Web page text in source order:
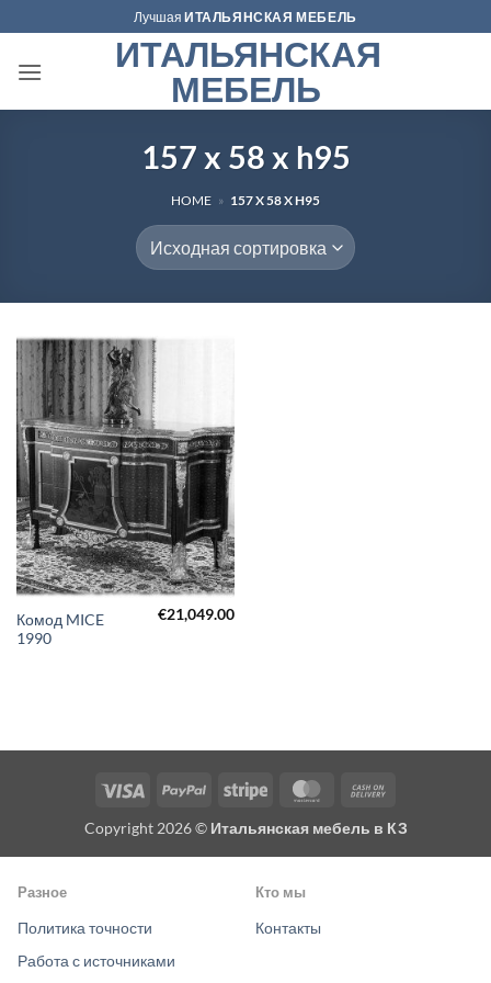
to
content
ЛучшаяИТАЛЬЯНСКАЯ МЕБЕЛЬ
ИТАЛЬЯНСКАЯ
МЕБЕЛЬ
157 x 58 x h95
HOME » 157 X 58 X H95
Комод MICE
1990
€21,049.00
Visa PayPal Stripe MasterCard
Delivery
Copyright 2026 © Итальянская мебель в КЗ
Разное
Политика точности
Работа с источниками
Кто мы
Контакты